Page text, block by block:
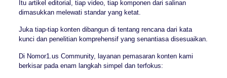
Itu artikel editorial, tiap video, tiap komponen dari salinan
dimasukkan melewati standar yang ketat.
Juka tiap-tiap konten dibangun di tentang rencana dari kata
kunci dan penelitian komprehensif yang senantiasa disesuaikan.
Di Nomor1.us Community, layanan pemasaran konten kami
berkisar pada enam langkah simpel dan terfokus: